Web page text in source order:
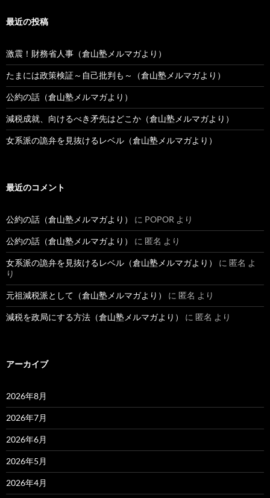
最近の投稿
激震！財務省人事（倉山塾メルマガより）
たまには政策検証～自己批判も～（倉山塾メルマガより）
公約の話（倉山塾メルマガより）
減税成就、向けるべき矛先はどこか（倉山塾メルマガより）
女系派の詭弁を見抜けるレベル（倉山塾メルマガより）
最近のコメント
公約の話（倉山塾メルマガより） に POPOR より
公約の話（倉山塾メルマガより） に 匿名 より
女系派の詭弁を見抜けるレベル（倉山塾メルマガより） に 匿名 よ
り
元祖減税派として（倉山塾メルマガより） に 匿名 より
減税を政局にする方法（倉山塾メルマガより） に 匿名 より
アーカイブ
2026年8月
2026年7月
2026年6月
2026年5月
2026年4月